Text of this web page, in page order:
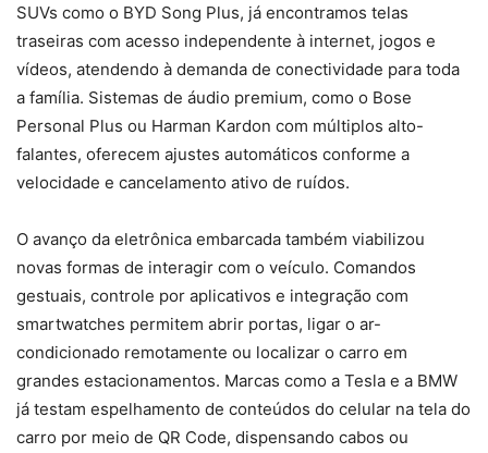
SUVs como o BYD Song Plus, já encontramos telas
traseiras com acesso independente à internet, jogos e
vídeos, atendendo à demanda de conectividade para toda
a família. Sistemas de áudio premium, como o Bose
Personal Plus ou Harman Kardon com múltiplos alto-
falantes, oferecem ajustes automáticos conforme a
velocidade e cancelamento ativo de ruídos.
O avanço da eletrônica embarcada também viabilizou
novas formas de interagir com o veículo. Comandos
gestuais, controle por aplicativos e integração com
smartwatches permitem abrir portas, ligar o ar-
condicionado remotamente ou localizar o carro em
grandes estacionamentos. Marcas como a Tesla e a BMW
já testam espelhamento de conteúdos do celular na tela do
carro por meio de QR Code, dispensando cabos ou